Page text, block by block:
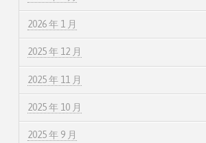
2026 年 1 月
2025 年 12 月
2025 年 11 月
2025 年 10 月
2025 年 9 月